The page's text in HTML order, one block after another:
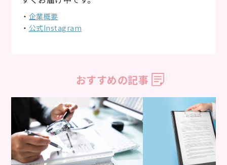
・ 企業概要
・ 公式Instagram
おすすめの記事